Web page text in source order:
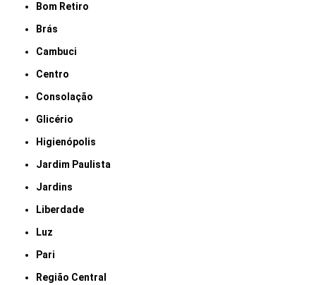
Bom Retiro
Brás
Cambuci
Centro
Consolação
Glicério
Higienópolis
Jardim Paulista
Jardins
Liberdade
Luz
Pari
Região Central